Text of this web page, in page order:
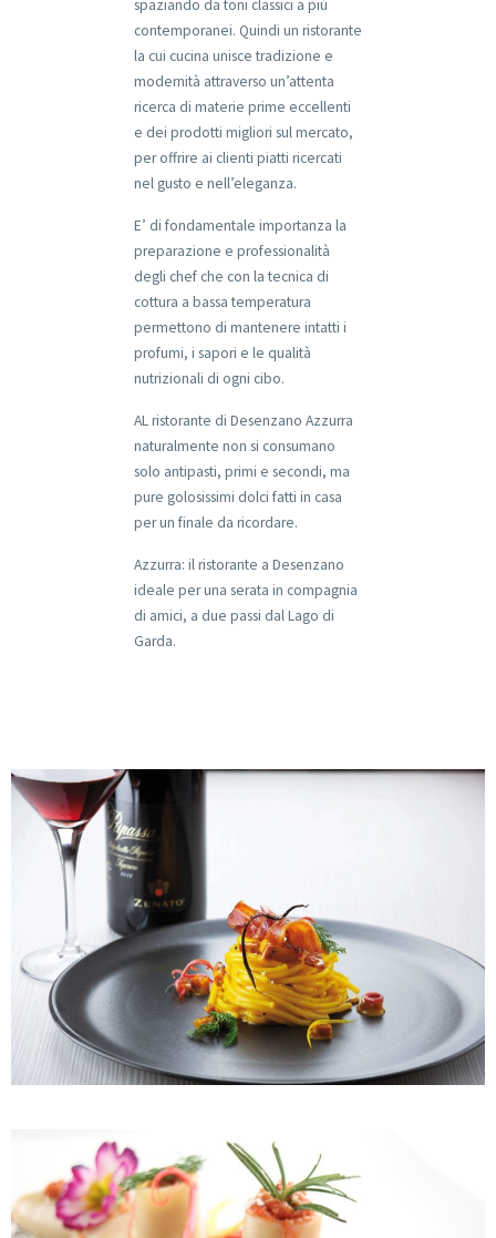
spaziando da toni classici a più
contemporanei. Quindi un ristorante
la cui cucina unisce tradizione e
modernità attraverso un’attenta
ricerca di materie prime eccellenti
e dei prodotti migliori sul mercato,
per offrire ai clienti piatti ricercati
nel gusto e nell’eleganza.
E’ di fondamentale importanza la
preparazione e professionalità
degli chef che con la tecnica di
cottura a bassa temperatura
permettono di mantenere intatti i
profumi, i sapori e le qualità
nutrizionali di ogni cibo.
AL ristorante di Desenzano Azzurra
naturalmente non si consumano
solo antipasti, primi e secondi, ma
pure golosissimi dolci fatti in casa
per un finale da ricordare.
Azzurra: il ristorante a Desenzano
ideale per una serata in compagnia
di amici, a due passi dal Lago di
Garda.